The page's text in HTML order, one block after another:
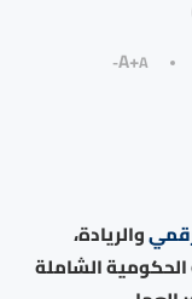
A+A-
والريادة،
الشاملة